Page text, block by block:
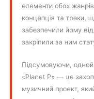
елементи обох
концепція та треки,
забезпечили йому
закріпили за ним
Підсумовуючи,
«Planet P» — це
музичний проект,